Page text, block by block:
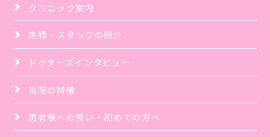
クリニック案内
医師・スタッフの紹介
ドクターズインタビュー
当院の特徴
患者様への思い・初めての方へ